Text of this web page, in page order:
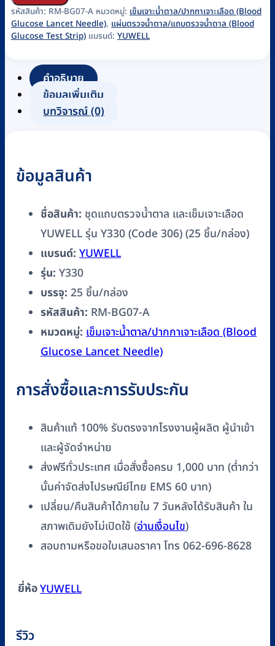
แถบ
ตรวจ
น้ำตาล
และ
เข็ม
เลือด
(Code
(25
ชิ้น/
รหัสสินค้า: RM-BG07-A หมวดหมู่: เข็มเจาะน้ำตาล/ปากกาเจาะเลือด (Blood
Glucose Lancet Needle), แผ่นตรวจน้ำตาล/แถบตรวจน้ำตาล (Blood
Glucose Test Strip) แบรนด์: YUWELL
คำอธิบาย
ข้อมูลเพิ่มเติม
บทวิจารณ์ (0)
ข้อมูลสินค้า
ชื่อสินค้า: ชุดแถบตรวจน้ำตาล และเข็มเจาะเลือด
YUWELL รุ่น Y330 (Code 306) (25 ชิ้น/กล่อง)
แบรนด์: YUWELL
รุ่น: Y330
บรรจุ: 25 ชิ้น/กล่อง
รหัสสินค้า: RM-BG07-A
หมวดหมู่: เข็มเจาะน้ำตาล/ปากกาเจาะเลือด (Blood
Glucose Lancet Needle)
การสั่งซื้อและการรับประกัน
สินค้าแท้ 100% รับตรงจากโรงงานผู้ผลิต ผู้นำเข้า
และผู้จัดจำหน่าย
ส่งฟรีทั่วประเทศ เมื่อสั่งซื้อครบ 1,000 บาท (ต่ำกว่า
นั้นค่าจัดส่งไปรษณีย์ไทย EMS 60 บาท)
เปลี่ยน/คืนสินค้าได้ภายใน 7 วันหลังได้รับสินค้า ใน
สภาพเดิมยังไม่เปิดใช้ (อ่านเงื่อนไข)
สอบถามหรือขอใบเสนอราคา โทร 062-696-8628
ยี่ห้อYUWELL
รีวิว